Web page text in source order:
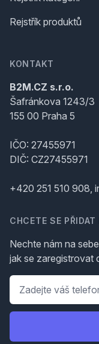
Rejstřík produktů
KONTAKT
B2M.CZ s.r.o.
Šafránkova 1243/3
155 00 Praha 5
IČO: 27455971
DIČ: CZ27455971
+420 251 510 908,
CHCETE SE
Nechte nám na
jak se zaregistrovat
Telefon